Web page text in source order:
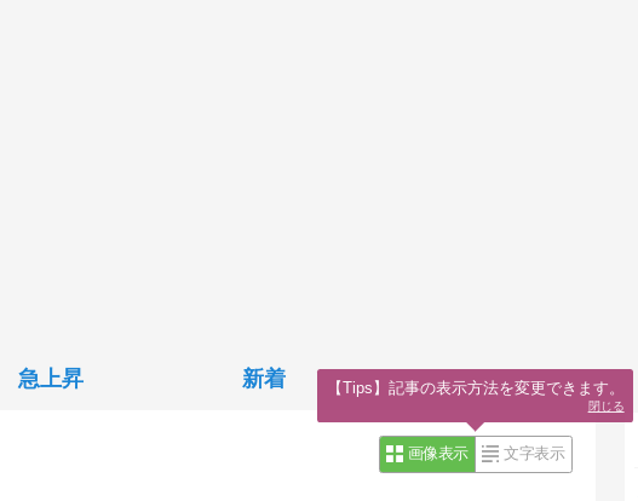
急上昇 新着
画像表示 文字表示
【Tips】記事の表示方法を変更できます。
閉じる